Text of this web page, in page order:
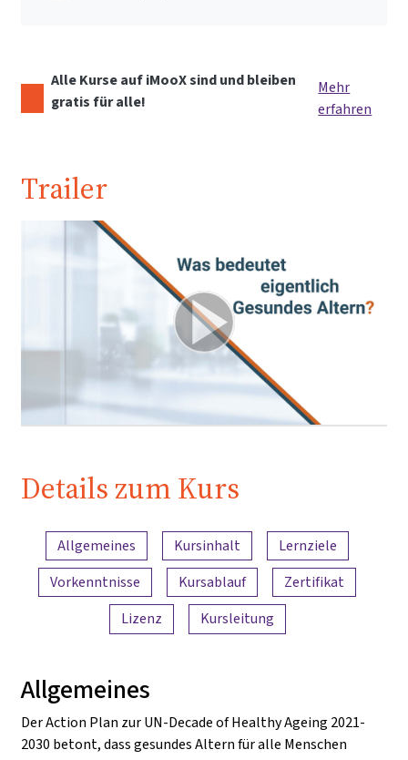
Alle Kurse auf iMooX sind und bleiben
gratis für alle!
Mehr
erfahren
Trailer
Details zum Kurs
Inhaltsübersicht
Allgemeines Kursinhalt
Lernziele
Vorkenntnisse
Kursablauf
Zertifikat
Lizenz
Kursleitung
Allgemeines
Der Action Plan zur UN-Decade of Healthy Ageing 2021-
2030 betont, dass gesundes Altern für alle Menschen